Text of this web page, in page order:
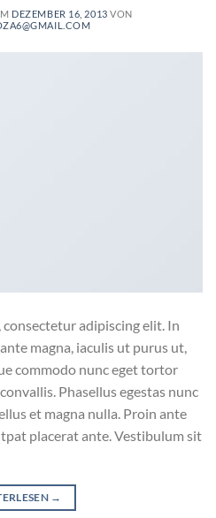
DEZEMBER 16, 2013 VON
adipiscing elit. In
magna, iaculis ut purus ut,
commodo nunc eget tortor
Phasellus egestas nunc
et magna nulla. Proin ante
placerat ante. Vestibulum sit
→